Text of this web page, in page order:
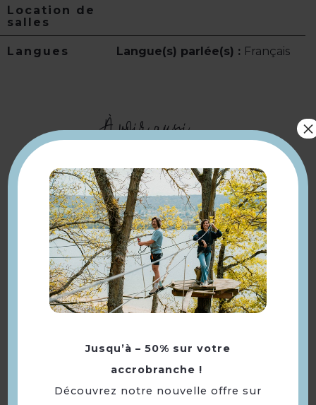
Location de
salles
Langues Langue(s) parlée(s) : Français
À voir aussi ...
My Dreamland, parc de
Jusqu’à – 50% sur votre
accrobranche !
Découvrez notre nouvelle offre sur
×